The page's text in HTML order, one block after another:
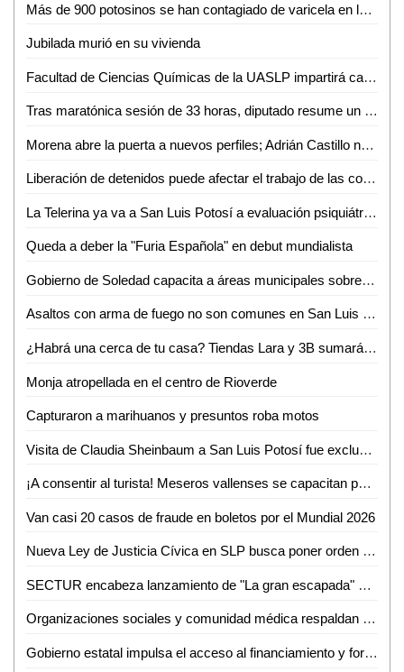
Más de 900 potosinos se han contagiado de varicela en lo que va del año
Jubilada murió en su vivienda
Facultad de Ciencias Químicas de la UASLP impartirá capacitación en diagnóstico molecular con curso especializado
Tras maratónica sesión de 33 horas, diputado resume un año de reformas y agenda en salud
Morena abre la puerta a nuevos perfiles; Adrián Castillo no va por la dirigencia
Liberación de detenidos puede afectar el trabajo de las corporaciones de seguridad: Jesús Juárez
La Telerina ya va a San Luis Potosí a evaluación psiquiátrica
Queda a deber la "Furia Española" en debut mundialista
Gobierno de Soledad capacita a áreas municipales sobre atención de la violencia vicaria
Asaltos con arma de fuego no son comunes en San Luis Potosí; predominan robos de oportunidad: Jesús Juárez
¿Habrá una cerca de tu casa? Tiendas Lara y 3B sumarán más de 15 sucursales en Valles
Monja atropellada en el centro de Rioverde
Capturaron a marihuanos y presuntos roba motos
Visita de Claudia Sheinbaum a San Luis Potosí fue exclusivamente institucional: Rita Ozalia Rodríguez
¡A consentir al turista! Meseros vallenses se capacitan pera mejorar atención
Van casi 20 casos de fraude en boletos por el Mundial 2026
Nueva Ley de Justicia Cívica en SLP busca poner orden y sancionar faltas administrativas
SECTUR encabeza lanzamiento de "La gran escapada" en el altiplano
Organizaciones sociales y comunidad médica respaldan iniciativa para fortalecer la atención del cáncer infantil en SLP
Gobierno estatal impulsa el acceso al financiamiento y fortalece la economía familiar